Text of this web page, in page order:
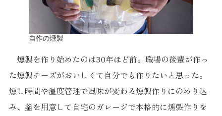
自作の燻製
燻製を作り始めたのは30年ほど前。職場の後輩が作っ
た燻製チーズがおいしくて自分でも作りたいと思った。
燻し時間や温度管理で風味が変わる燻製作りにのめり込
み、釜を用意して自宅のガレージで本格的に燻製作りを